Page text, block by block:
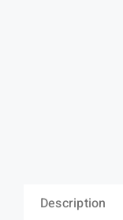
Description